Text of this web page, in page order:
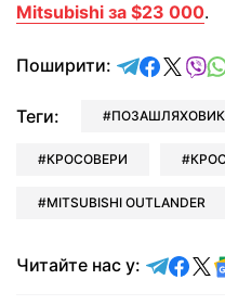
Mitsubishi за $23 000.
Поширити:
Теги: ПОЗАШЛЯХОВИК
КРОСОВЕРИ
MITSUBISHI OUTLANDER
Читайте нас у: